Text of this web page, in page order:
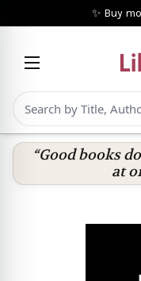
✨ Buy
“Good books
at